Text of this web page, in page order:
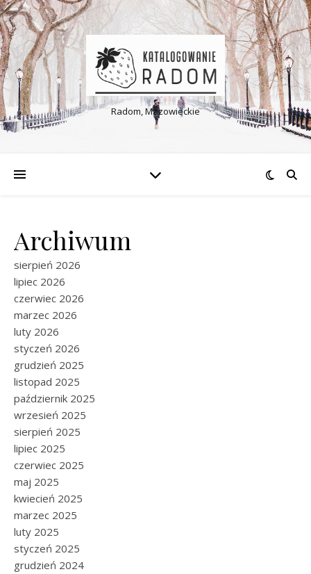
Radom, Mazowieckie
Archiwum
sierpień 2026
lipiec 2026
czerwiec 2026
marzec 2026
luty 2026
styczeń 2026
grudzień 2025
listopad 2025
październik 2025
wrzesień 2025
sierpień 2025
lipiec 2025
czerwiec 2025
maj 2025
kwiecień 2025
marzec 2025
luty 2025
styczeń 2025
grudzień 2024